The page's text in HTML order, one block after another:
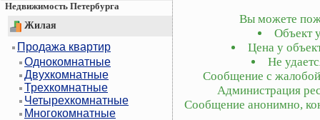
Недвижимость Петербурга
Жилая
Продажа квартир
Однокомнатные
Двухкомнатные
Трехкомнатные
Четырехкомнатные
Многокомнатные
Вы можете
Объект
Цена у
Не
Сообщение с жалобой
Администрация
Сообщение анонимно,